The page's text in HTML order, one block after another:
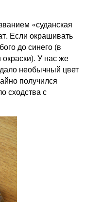
«суданская
Если окрашивать
до синего (в
У нас же
необычный цвет
получился
сходства с